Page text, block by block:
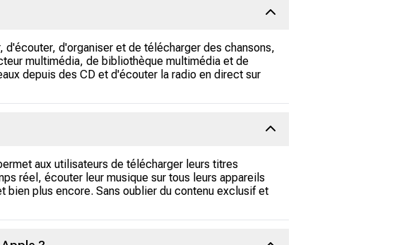
d'organiser et de télécharger des chansons,
multimédia, de bibliothèque multimédia et de
depuis des CD et d'écouter la radio en direct sur
aux utilisateurs de télécharger leurs titres
réel, écouter leur musique sur tous leurs appareils
bien plus encore. Sans oublier du contenu exclusif et